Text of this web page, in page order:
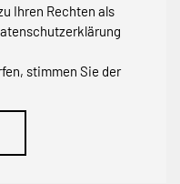
Ihren Rechten als
stimmen Sie der
hier.
für